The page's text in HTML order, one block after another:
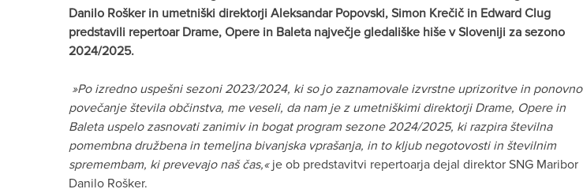
Danilo Rošker in umetniški direktorji Aleksandar Popovski, Simon Krečič in Edward Clug
predstavili repertoar Drame, Opere in Baleta največje gledališke hiše v Sloveniji za sezono
2024/2025.
»Po izredno uspešni sezoni 2023/2024, ki so jo zaznamovale izvrstne uprizoritve in ponovno
povečanje števila občinstva, me veseli, da nam je z umetniškimi direktorji Drame, Opere in
Baleta uspelo zasnovati zanimiv in bogat program sezone 2024/2025, ki razpira številna
pomembna družbena in temeljna bivanjska vprašanja, in to kljub negotovosti in številnim
spremembam, ki prevevajo naš čas,«je ob predstavitvi repertoarja dejal direktor SNG Maribor
Danilo Rošker.